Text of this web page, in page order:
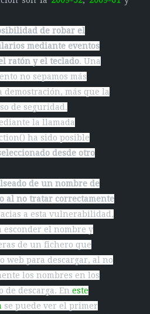
de robar el
mediante eventos
ratón y el teclado. Una
no sepamos más
más que la
de seguridad.
la llamada
ha sido posible
desde otro
de un nombre de
al no tratar correctamente
a esta vulnerabilidad,
el nombre y
de un fichero que
web para descargar, al no
los nombres en los
de descarga. Eneste
se puede ver el primer